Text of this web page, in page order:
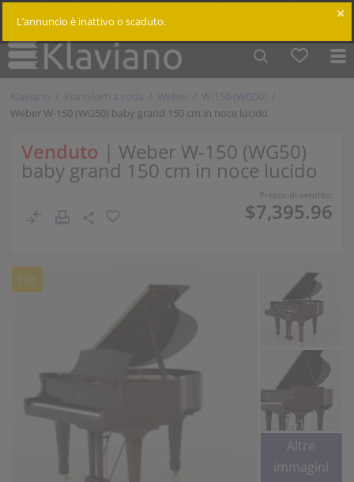
L’annuncio è inattivo o scaduto.
Klaviano Pianoforti a coda Weber
W-150 (WG50)
Weber W-150 (WG50) baby grand 150 cm in noce lucido
Venduto | Weber W-150 (WG50)
baby grand 150 cm in noce lucido
Prezzo di vendita:
$7,395.96
Hot
+11
Altre
immagini